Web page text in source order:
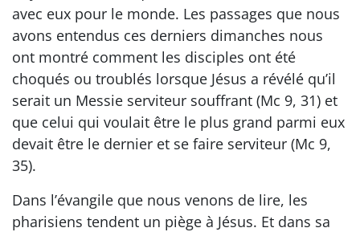
avec eux pour le monde. Les passages que nous
avons entendus ces derniers dimanches nous
ont montré comment les disciples ont été
choqués ou troublés lorsque Jésus a révélé qu’il
serait un Messie serviteur souffrant (Mc 9, 31) et
que celui qui voulait être le plus grand parmi eux
devait être le dernier et se faire serviteur (Mc 9,
35).
Dans l’évangile que nous venons de lire, les
pharisiens tendent un piège à Jésus. Et dans sa